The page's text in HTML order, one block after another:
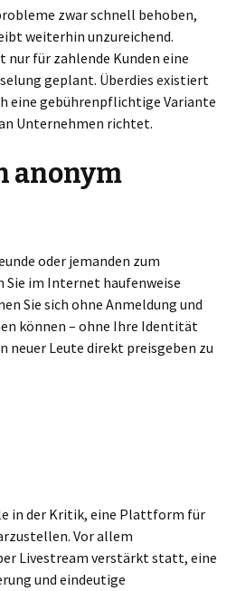
zwar schnell behoben,
weiterhin unzureichend.
nur für zahlende Kunden eine
geplant. Überdies existiert
eine gebührenpflichtige Variante
Unternehmen richtet.
anonym
oder jemanden zum
Sie im Internet haufenweise
Sie sich ohne Anmeldung und
können – ohne Ihre Identität
neuer Leute direkt preisgeben zu
in der Kritik, eine Plattform für
Vor allem
Livestream verstärkt statt, eine
und eindeutige